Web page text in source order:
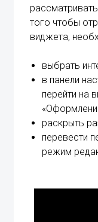
того чтобы
виджета,
выбрать
в панели
перейти на
раскрыть
перевести
режим